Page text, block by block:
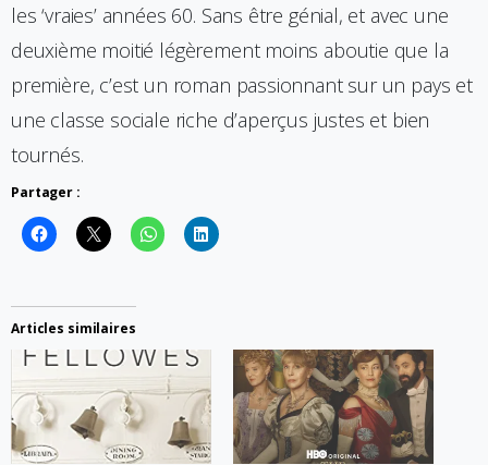
les ‘vraies’ années 60. Sans être génial, et avec une
deuxième moitié légèrement moins aboutie que la
première, c’est un roman passionnant sur un pays et
une classe sociale riche d’aperçus justes et bien
tournés.
Partager :
Articles similaires